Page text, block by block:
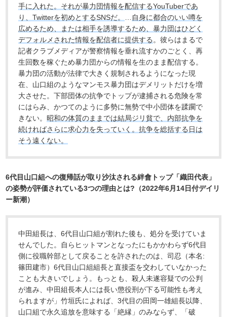
手に入れた。それが暴力団情報を配信するYouTuberであ
り、Twitterを初めとするSNSだ。
自身に都合のいい噂を
広めるため、または相手を誘導するため、暴力団はひどく
デフォルメされた情報を配信者に提供する 。彼らはまるで
記者クラブメディアが警察情報を垂れ流すかのごとく、再
生回数を稼ぐため暴力団からの情報を生のまま配信する。
暴力団の活動が法律で大きく規制されるようになった現
在、山口組のようなマンモス暴力団はデメリットだけを増
大させた。下部団体の抗争でトップが逮捕される危険を常
にはらみ、かつてのように多勢に無勢で中小団体を蹂躙で
きない。 昭和の体質のままでは結局ジリ貧で、内部抗争を
続ければさらに求心力を失っていく。抗争を総括する日は
そう遠くない。
6代目山口組への復帰話が取り沙汰される絆會トップ「織田代表」
の姿勢が評価されている3つの理由とは?（2022年6月14日付デイリ
ー新潮）
中田組長は、6代目山口組が割れた後も、処分を受けていま
せんでした。自らヒットマンとなったにもかかわらず6代目
側に役職幹部として戻ることを許されたのは、司忍（本名:
篠田建市）6代目山口組組長と直接盃を交わしていなかった
ことも大きいでしょう。もっとも、殺人未遂容疑での公判
が進み、中田組長本人には長い懲役刑が下る可能性も考え
られますが」竹垣氏によれば、3代目の田岡一雄組長以降、
山口組で永久追放を意味する「絶縁」のみならず、「破